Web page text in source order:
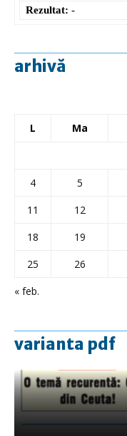
Rezultat: -
arhivă
L Ma
« feb.
4
5
11
12
18
19
25
26
varianta pdf